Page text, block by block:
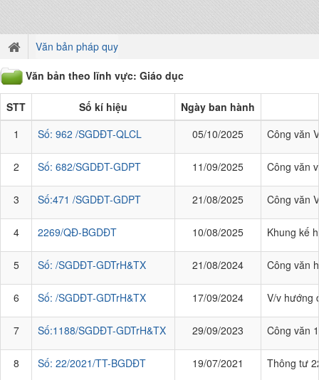
Văn bản pháp quy
Văn bản theo lĩnh vực: Giáo dục
STT Số kí hiệu
Ngày ban hành
1
Số: 962 /SGDĐT-QLCL 05/10/2025 Công văn
2 Số: 682/SGDĐT-GDPT 11/09/2025 Công văn
3 Số:471 /SGDĐT-GDPT 21/08/2025 Công văn
4 2269/QĐ-BGDĐT 10/08/2025 Khung kế
5 Số: /SGDĐT-GDTrH&TX 21/08/2024 Công văn
6 Số: /SGDĐT-GDTrH&TX 17/09/2024 V/v hướng
7 Số:1188/SGDĐT-GDTrH&TX 29/09/2023 Công văn
8 Số: 22/2021/TT-BGDĐT 19/07/2021 Thông tư